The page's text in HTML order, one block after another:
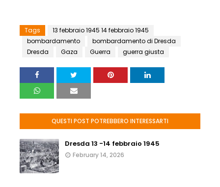
Tags
13 febbraio 1945 14 febbraio 1945
bombardamento
bombardamento di Dresda
Dresda
Gaza Guerra guerra giusta
QUESTI POST POTREBBERO INTERESSARTI
Dresda 13 -14 febbraio 1945
February 14, 2026